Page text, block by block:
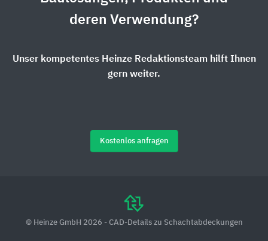
deren Verwendung?
Unser kompetentes Heinze Redaktionsteam hilft Ihnen
gern weiter.
Kostenlos anfragen
© Heinze GmbH 2026 - CAD-Details zu Schachtabdeckungen